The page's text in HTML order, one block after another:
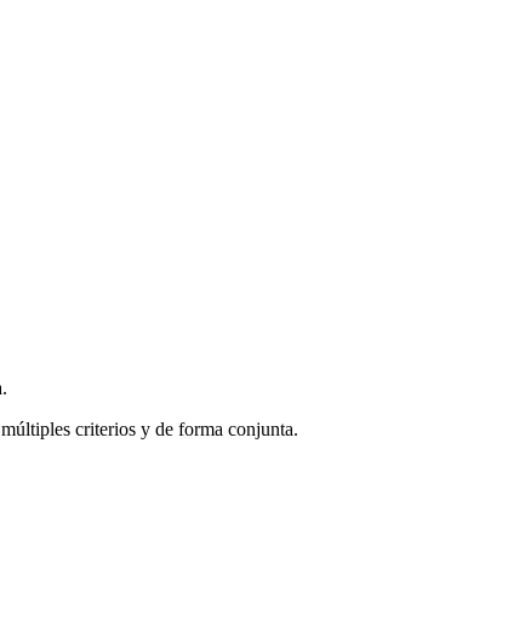
criterios y de forma conjunta.